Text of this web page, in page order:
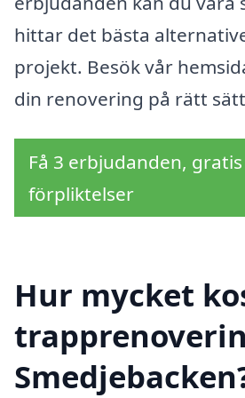
hittar det bästa
projekt. Besök vår
din renovering på rätt
Få 3 erbjudanden,
förpliktelser
Hur mycket